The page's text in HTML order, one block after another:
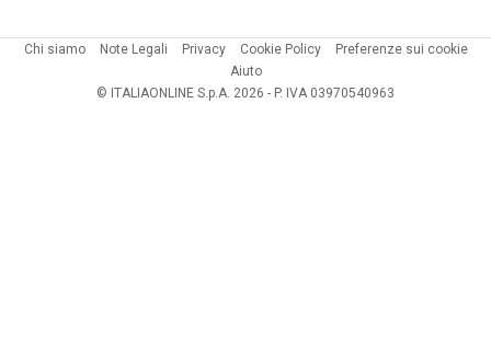
Chi siamo Note Legali Privacy Cookie Policy
Preferenze sui cookie
Aiuto
© ITALIAONLINE S.p.A. 2026 - P. IVA 03970540963